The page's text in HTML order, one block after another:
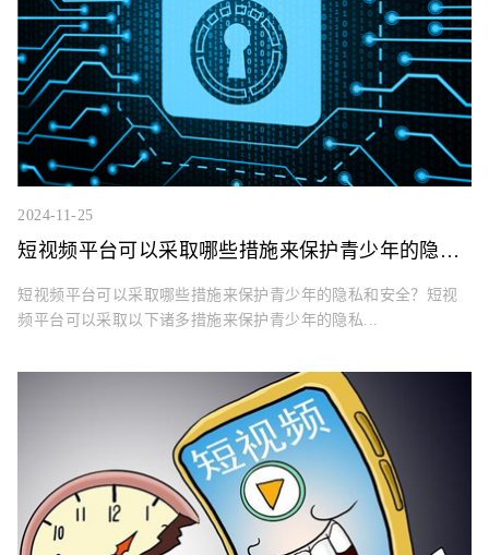
2024-11-25
短视频平台可以采取哪些措施来保护青少年的隐私和安全？
短视频平台可以采取哪些措施来保护青少年的隐私和安全？短视
频平台可以采取以下诸多措施来保护青少年的隐私...